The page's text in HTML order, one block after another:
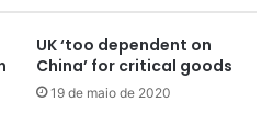
UK ‘too dependent on
China’ for critical goods
19 de maio de 2020